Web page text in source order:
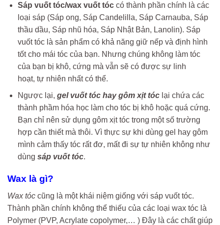
Sáp vuốt tóc/wax vuốt tóccó thành phần chính là các
loại sáp (Sáp ong, Sáp Candelilla, Sáp Carnauba, Sáp
thầu dầu, Sáp nhũ hóa, Sáp Nhật Bản, Lanolin). Sáp
vuốt tóc là sản phẩm có khả năng giữ nếp và định hình
tốt cho mái tóc của bạn. Nhưng chúng không làm tóc
của bạn bị khô, cứng mà vẫn sẽ có được sự linh
hoạt, tự nhiên nhất có thể.
Ngược lại, gel vuốt tóc hay gôm xịt tóclại chứa các
thành phầm hóa học làm cho tóc bị khô hoặc quá cứng.
Bạn chỉ nên sử dụng gôm xịt tóc trong một số trường
hợp cần thiết mà thôi. Vì thực sự khi dùng gel hay gôm
mình cảm thấy tóc rất đơ, mất đi sự tự nhiên không như
dùng sáp vuốt tóc.
Wax là gì?
Wax tóc cũng là một khái niệm giống với sáp vuốt tóc.
Thành phần chính không thể thiếu của các loại wax tóc là
Polymer (PVP, Acrylate copolymer,… ) Đây là các chất giúp